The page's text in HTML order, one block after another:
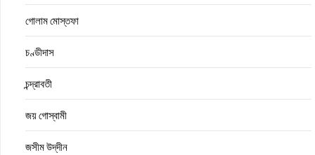
গোলাম মোস্তফা
চণ্ডীদাস
চন্দ্রাবতী
জয় গোস্বামী
জসীম উদ্‌দীন